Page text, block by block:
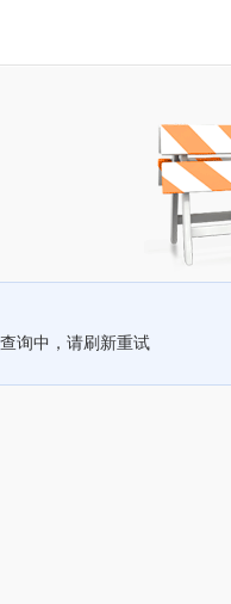
询中，请刷新重试